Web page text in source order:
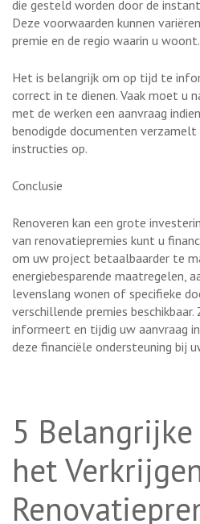
die gesteld worden door de
Deze voorwaarden kunnen
premie en de regio waarin u woont.
Het is belangrijk om op tijd te
correct in te dienen. Vaak moet u
met de werken een aanvraag
benodigde documenten
instructies op.
Conclusie
Renoveren kan een grote
van renovatiepremies kunt u
om uw project betaalbaarder te
energiebesparende maatregelen,
levenslang wonen of specifieke
verschillende premies
informeert en tijdig uw aanvraag
deze financiële ondersteuning bij
5
het